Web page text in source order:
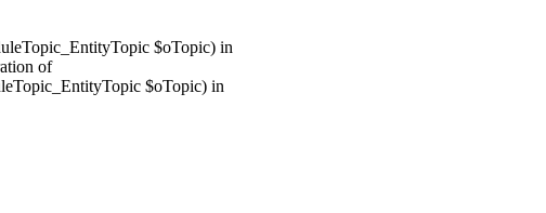
$oTopic) in
of
$oTopic) in